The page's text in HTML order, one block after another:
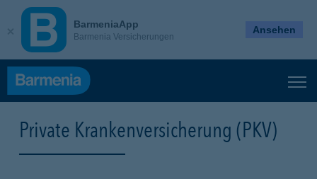
Private Krankenversicherung (PKV)
BarmeniaApp
Barmenia Versicherungen
Ansehen